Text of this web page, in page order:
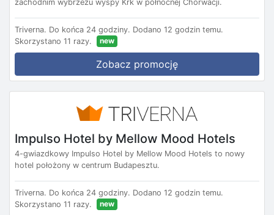
zachodnim wybrzeżu wyspy Krk w północnej Chorwacji.
Triverna. Do końca 24 godziny. Dodano 12 godzin temu.
Skorzystano 11 razy.
new
Zobacz promocję
Impulso Hotel by Mellow Mood Hotels
4-gwiazdkowy Impulso Hotel by Mellow Mood Hotels to nowy
hotel położony w centrum Budapesztu.
Triverna. Do końca 24 godziny. Dodano 12 godzin temu.
Skorzystano 11 razy.
new